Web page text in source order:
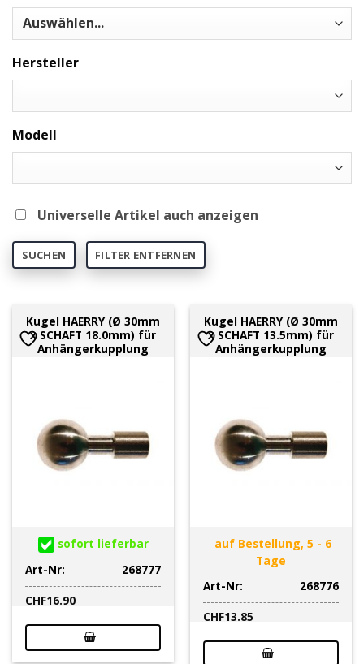
Hersteller
Modell
Universelle Artikel auch anzeigen
SUCHEN FILTER ENTFERNEN
Kugel HAERRY (Ø 30mm
x SCHAFT 18.0mm) für
Anhängerkupplung
sofort lieferbar
Art-Nr:
268777
CHF16.90
Kugel HAERRY (Ø 30mm
x SCHAFT 13.5mm) für
Anhängerkupplung
auf Bestellung, 5 - 6
Tage
Art-Nr:
268776
CHF13.85